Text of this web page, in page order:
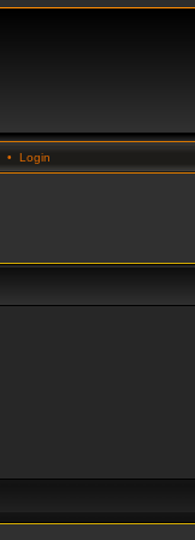
• Login